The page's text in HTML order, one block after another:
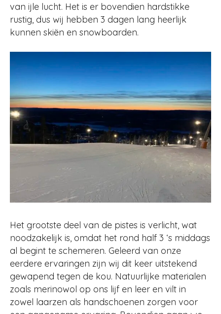
van ijle lucht. Het is er bovendien hardstikke
rustig, dus wij hebben 3 dagen lang heerlijk
kunnen skiën en snowboarden.
Het grootste deel van de pistes is verlicht, wat
noodzakelijk is, omdat het rond half 3 ‘s middags
al begint te schemeren. Geleerd van onze
eerdere ervaringen zijn wij dit keer uitstekend
gewapend tegen de kou. Natuurlijke materialen
zoals merinowol op ons lijf en leer en vilt in
zowel laarzen als handschoenen zorgen voor